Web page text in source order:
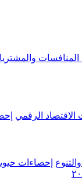
المنافسات
الاقتصاد الرقمي
إحصاءات